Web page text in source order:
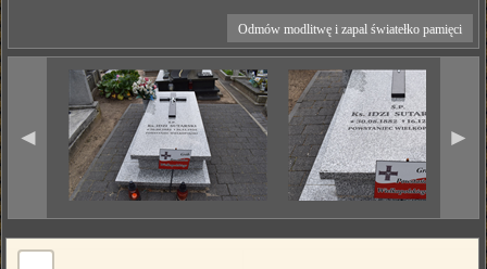
Odmów modlitwę i zapal światełko pamięci
◄ ►